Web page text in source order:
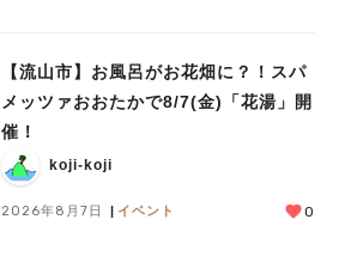
【流山市】お風呂がお花畑に？！スパ
メッツァおおたかで8/7(金)「花湯」開
催！
koji-koji
2026年8月7日 イベント 0